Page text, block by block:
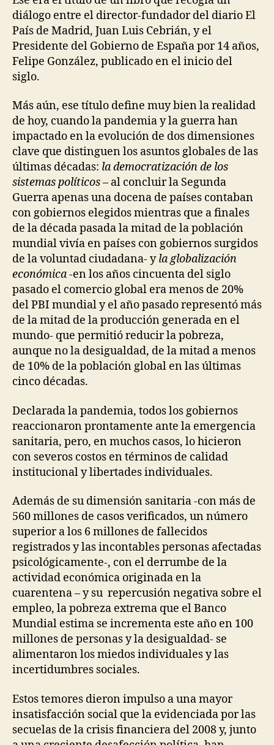
C
I
E
D
A
D
diálogo entre el director-fundador del diario El
País de Madrid, Juan Luis Cebrián, y el
Presidente del Gobierno de España por 14 años,
Felipe González, publicado en el inicio del
siglo.
Más aún, ese título define muy bien la realidad
de hoy, cuando la pandemia y la guerra han
impactado en la evolución de dos dimensiones
clave que distinguen los asuntos globales de las
últimas décadas: la democratización de los
sistemas políticos– al concluir la Segunda
Guerra apenas una docena de países contaban
con gobiernos elegidos mientras que a finales
de la década pasada la mitad de la población
mundial vivía en países con gobiernos surgidos
de la voluntad ciudadana- yla globalización
económica-en los años cincuenta del siglo
pasado el comercio global era menos de 20%
del PBI mundial y el año pasado representó más
de la mitad de la producción generada en el
mundo- que permitió reducir la pobreza,
aunque no la desigualdad, de la mitad a menos
de 10% de la población global en las últimas
cinco décadas.
Declarada la pandemia, todos los gobiernos
reaccionaron prontamente ante la emergencia
sanitaria, pero, en muchos casos, lo hicieron
con severos costos en términos de calidad
institucional y libertades individuales.
Además de su dimensión sanitaria -con más de
560 millones de casos verificados, un número
superior a los 6 millones de fallecidos
registrados y las incontables personas afectadas
psicológicamente-, con el derrumbe de la
actividad económica originada en la
cuarentena – y su repercusión negativa sobre el
empleo, la pobreza extrema que el Banco
Mundial estima se incrementa este año en 100
millones de personas y la desigualdad- se
alimentaron los miedos individuales y las
incertidumbres sociales.
Estos temores dieron impulso a una mayor
insatisfacción social que la evidenciada por las
secuelas de la crisis financiera del 2008 y, junto